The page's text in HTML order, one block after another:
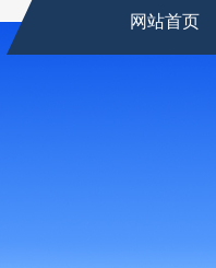
网站首页